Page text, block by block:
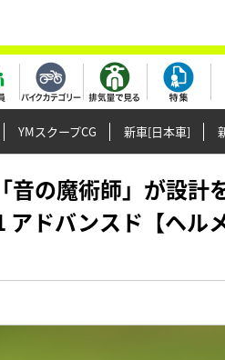
YMスクープCG 新車[日本車]
の魔術師」が設計
アドバンスド【ヘル